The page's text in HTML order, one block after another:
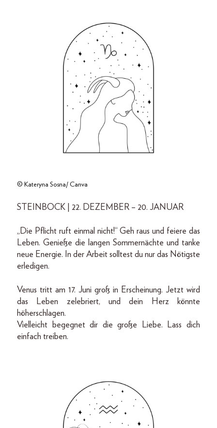
© Kateryna Sosna/ Canva
STEINBOCK | 22. DEZEMBER – 20. JANUAR
„Die Pflicht ruft einmal nicht!“ Geh raus und feiere das
Leben. Genieße die langen Sommernächte und tanke
neue Energie. In der Arbeit solltest du nur das Nötigste
erledigen.
Venus tritt am 17. Juni groß in Erscheinung. Jetzt wird
das Leben zelebriert, und dein Herz könnte
höherschlagen.
Vielleicht begegnet dir die große Liebe. Lass dich
einfach treiben.